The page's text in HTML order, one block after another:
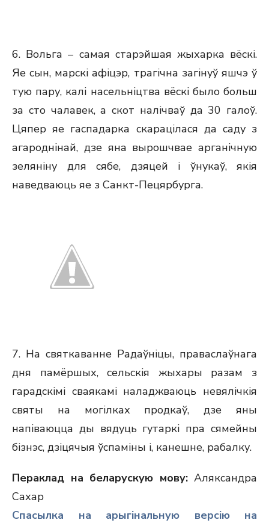
6. Вольга – самая старэйшая жыхарка вёскi.
Яе сын, марскі афіцэр, трагічна загінуў яшчэ ў
тую пару, калі насельніцтва вёскі было больш
за сто чалавек, а скот налічваў да 30 галоў.
Цяпер яе гаспадарка скарацілася да саду з
агароднінай, дзе яна вырошчвае арганічную
зеляніну для сябе, дзяцей і ўнукаў, якія
наведваюць яе з Санкт-Пецярбурга.
7. На святкаванне Радаўніцы, праваслаўнага
дня памёршых, сельскія жыхары разам з
гарадскімі сваякамі наладжваюць невялічкія
святы на могілках продкаў, дзе яны
напіваюцца ды вядуць гутаркі пра сямейны
бізнэс, дзіцячыя ўспаміны і, канешне, рабалку.
Пераклад на беларускую мову: Аляксандра
Сахар
Спасылка на арыгінальную версію на